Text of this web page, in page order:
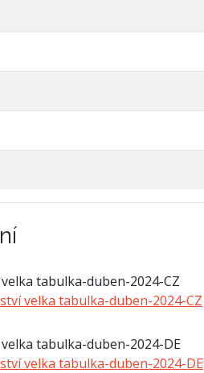
tabulka-duben-2024-CZ
velka tabulka-duben-2024-CZ
tabulka-duben-2024-DE
velka tabulka-duben-2024-DE